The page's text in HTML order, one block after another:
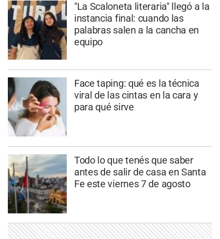
"La Scaloneta literaria" llegó a la
instancia final: cuando las
palabras salen a la cancha en
equipo
Face taping: qué es la técnica
viral de las cintas en la cara y
para qué sirve
Todo lo que tenés que saber
antes de salir de casa en Santa
Fe este viernes 7 de agosto